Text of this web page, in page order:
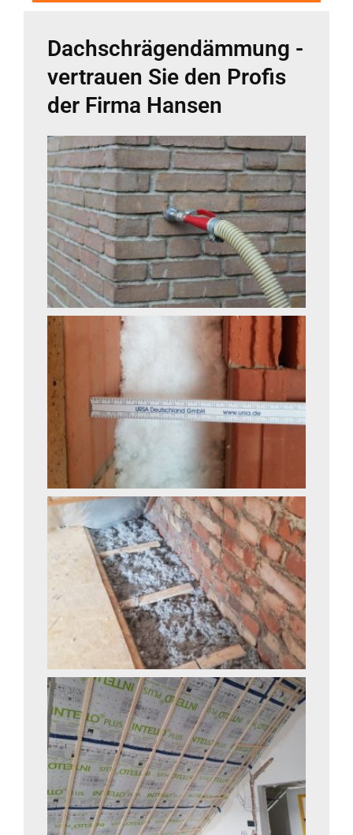
Dachschrägendämmung -
vertrauen Sie den Profis
der Firma Hansen